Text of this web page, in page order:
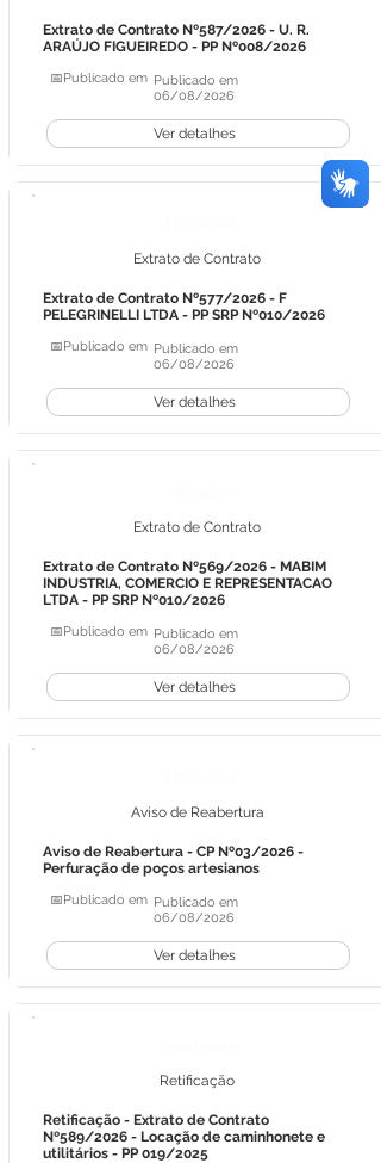
Extrato de Contrato Nº587/2026 - U. R.
ARAÚJO FIGUEIREDO - PP Nº008/2026
📅Publicado em Publicado em
06/08/2026
Ver detalhes
Extrato de Contrato
Extrato de Contrato Nº577/2026 - F
PELEGRINELLI LTDA - PP SRP Nº010/2026
📅Publicado em Publicado em
06/08/2026
Ver detalhes
Extrato de Contrato
Extrato de Contrato Nº569/2026 - MABIM
INDUSTRIA, COMERCIO E REPRESENTACAO
LTDA - PP SRP Nº010/2026
📅Publicado em Publicado em
06/08/2026
Ver detalhes
Aviso de Reabertura
Aviso de Reabertura - CP Nº03/2026 -
Perfuração de poços artesianos
📅Publicado em Publicado em
06/08/2026
Ver detalhes
Retificação
Retificação - Extrato de Contrato
Nº589/2026 - Locação de caminhonete e
utilitários - PP 019/2025